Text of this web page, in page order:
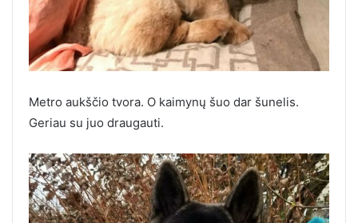
Metro aukščio tvora. O kaimynų šuo dar šunelis.
Geriau su juo draugauti.